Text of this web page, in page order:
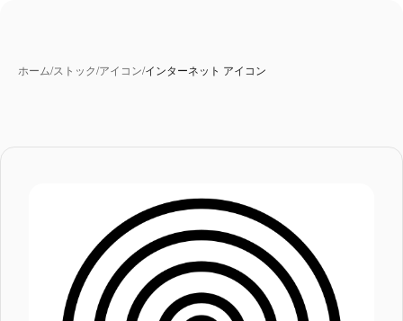
ホーム/ストック/アイコン/インターネット アイコン